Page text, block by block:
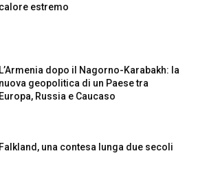
calore estremo
L’Armenia dopo il Nagorno-Karabakh: la
nuova geopolitica di un Paese tra
Europa, Russia e Caucaso
Falkland, una contesa lunga due secoli